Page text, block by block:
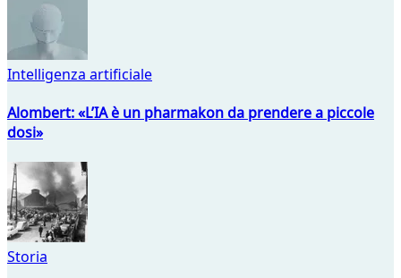
Intelligenza artificiale
Alombert: «L’IA è un pharmakon da prendere a piccole
dosi»
Storia